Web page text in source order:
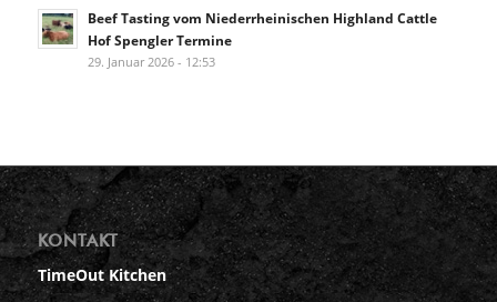
Beef Tasting vom Niederrheinischen Highland Cattle
Hof Spengler Termine
29. Januar 2026 - 12:53
KONTAKT
TimeOut Kitchen